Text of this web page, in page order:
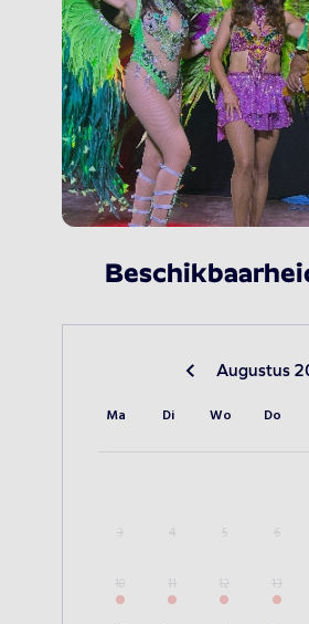
Vorige maand
Augustus
Ma Di Wo Do
3 4 5 6
10 11 12 13